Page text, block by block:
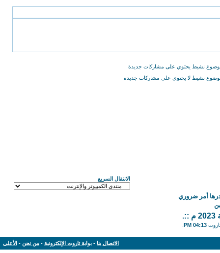
نشيط يحتوي على مشاركات جديدة
نشيط لا يحتوي على مشاركات جديدة
الانتقال السريع
أمر ضروري
04:13 PM
الاتصال بنا - بوابة تاروت الإلكترونية - من نحن - الأعلى